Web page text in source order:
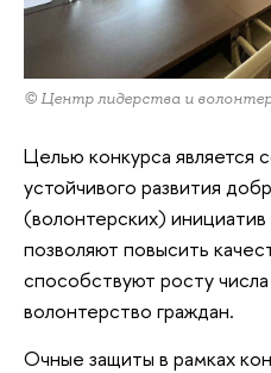
© Центр лидерства и
Целью конкурса является
устойчивого развития
(волонтерских)
позволяют повысить
способствуют росту
волонтерство граждан.
Очные защиты в рамках